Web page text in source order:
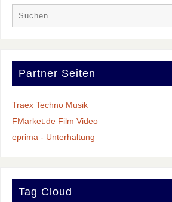
Partner Seiten
Traex Techno Musik
FMarket.de Film Video
eprima - Unterhaltung
Tag Cloud